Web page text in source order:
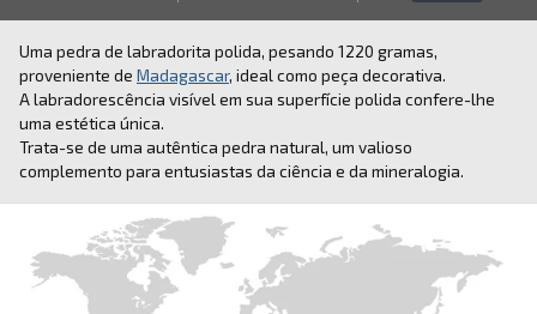
Uma pedra de labradorita polida, pesando 1220 gramas,
proveniente de Madagascar, ideal como peça decorativa.
A labradorescência visível em sua superfície polida confere-lhe
uma estética única.
Trata-se de uma autêntica pedra natural, um valioso
complemento para entusiastas da ciência e da mineralogia.